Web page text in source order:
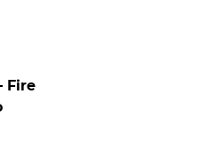
Fire